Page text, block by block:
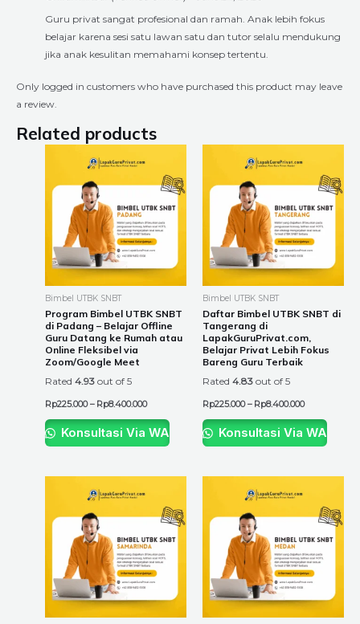
Guru privat sangat profesional dan ramah. Anak lebih fokus
belajar karena sesi satu lawan satu dan tutor selalu mendukung
jika anak kesulitan memahami konsep tertentu.
Only logged in customers who have purchased this product may leave
a review.
Related products
Bimbel UTBK SNBT
Program Bimbel UTBK SNBT
di Padang – Belajar Offline
Guru Datang ke Rumah atau
Online Fleksibel via
Zoom/Google Meet
Rated 4.93 out of 5
Rp225.000 – Rp8.400.000
through
Rp8.400.000
has
multiple
variants.
The
may
chosen
on
Konsultasi Via WA
Bimbel UTBK SNBT
Daftar Bimbel UTBK SNBT di
Tangerang di
LapakGuruPrivat.com,
Belajar Privat Lebih Fokus
Bareng Guru Terbaik
Rated 4.83 out of 5
Rp225.000 – Rp8.400.000
through
Rp8.400.000
has
multiple
variants.
The
may
chosen
the
Konsultasi Via WA
through
Rp8.400.000
has
multiple
variants.
The
may
through
Rp8.400.000
has
multiple
variants.
The
may